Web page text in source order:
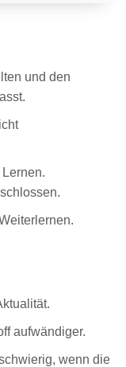
und den
aufwändiger.
wenn die